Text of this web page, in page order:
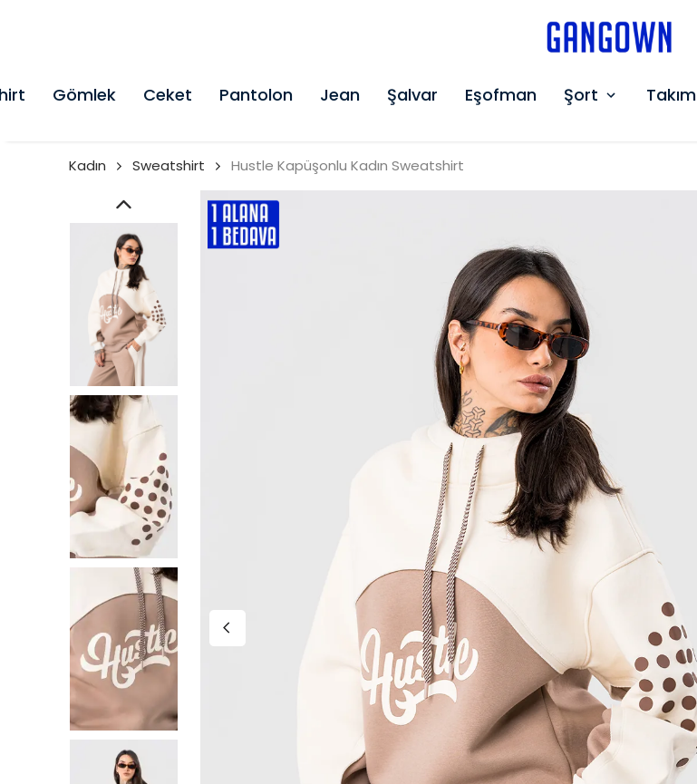
Gömlek Ceket Pantolon Jean Şalvar Eşofman Şort Takım
Kadın Sweatshirt Hustle Kapüşonlu Kadın Sweatshirt